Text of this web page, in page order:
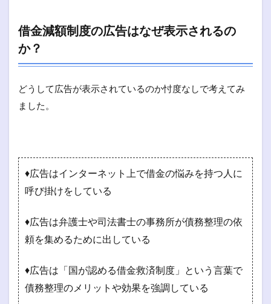
借金減額制度の広告はなぜ表示されるの
か？
どうして広告が表示されているのか忖度なしで考えてみ
ました。
♦広告はインターネット上で借金の悩みを持つ人に
呼び掛けをしている
♦広告は弁護士や司法書士の事務所が債務整理の依
頼を集めるために出している
♦広告は「国が認める借金救済制度」という言葉で
債務整理のメリットや効果を強調している